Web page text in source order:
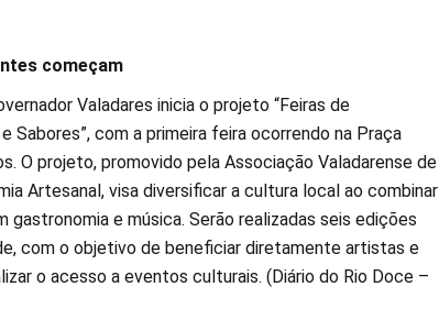
começam
Valadares inicia o projeto “Feiras de
com a primeira feira ocorrendo na Praça
O projeto, promovido pela Associação Valadarense de
Artesanal, visa diversificar a cultura local ao combinar
e música. Serão realizadas seis edições
com o objetivo de beneficiar diretamente artistas e
o acesso a eventos culturais. (Diário do Rio Doce –